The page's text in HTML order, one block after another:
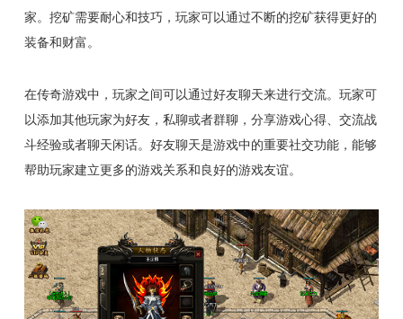
家。挖矿需要耐心和技巧，玩家可以通过不断的挖矿获得更好的
装备和财富。
在传奇游戏中，玩家之间可以通过好友聊天来进行交流。玩家可
以添加其他玩家为好友，私聊或者群聊，分享游戏心得、交流战
斗经验或者聊天闲话。好友聊天是游戏中的重要社交功能，能够
帮助玩家建立更多的游戏关系和良好的游戏友谊。